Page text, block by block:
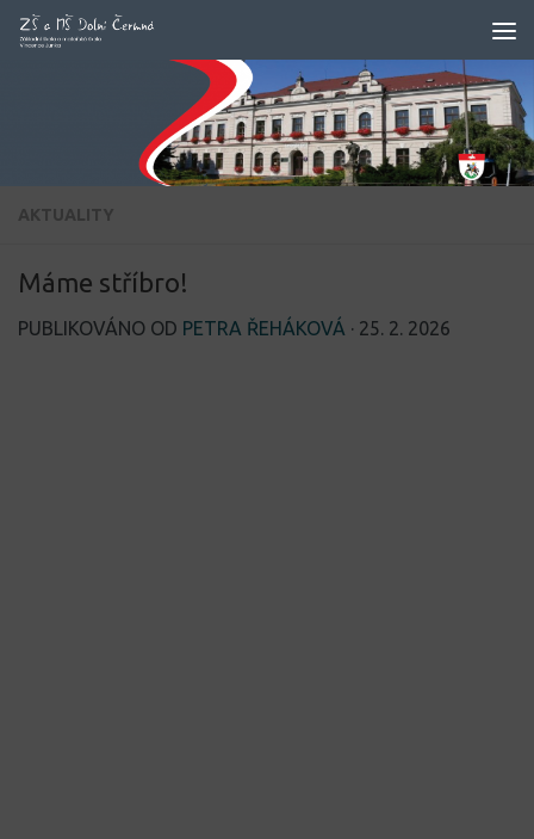
Skip to content
AKTUALITY
Máme stříbro!
PUBLIKOVÁNO OD PETRA ŘEHÁKOVÁ · 25. 2. 2026